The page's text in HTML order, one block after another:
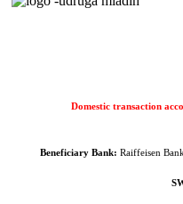
Domestic transaction
Beneficiary Bank: Raiffeisen